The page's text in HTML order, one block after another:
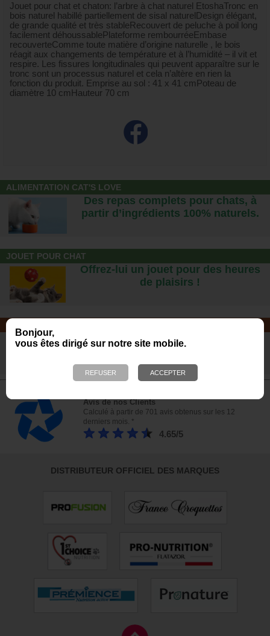
Bonjour,
vous êtes dirigé sur notre site mobile.
Jouet pour chat et chaton: l’arbre à chat naturel EtoshaTronc en
bois naturel habillé partiellement de sisal naturelDesign élégant,
de grande qualité et très stableRecouvert de peluche à poil long
facilement déhoussablePlateforme rembourréeEmbase
recouverteComme toute matière d’origine naturelle , le bois
réagit aux changements de température et à l’humidité – il vit et
respire. Les fissures longitudinales qui peuvent apparaître sur le
tronc sont un processus naturel et cela n’altère en rien la
fonction du produit. Emprise au sol : 41 x 41 cmPoteau de
diamètre 10 cmHauteur 70 cm
ALIMENTATION CAT'S LOVE
Des repas complets pour chats, à
partir d’ingrédients 100% naturels.
JOUET POUR CHAT
Offrez-lui un jouet pour des heures
de plaisirs !
NOTRE MAGASIN
Plus de 6 000 références - Venez
nous rendre visite !
23 bis, rue des Bourguignons, 91310 Montlhéry
Avis de nos Clients
Calculé à partir de 701 avis obtenus sur les 12
derniers mois. *
4.65/5
DISTRIBUTEUR OFFICIEL DES MARQUES